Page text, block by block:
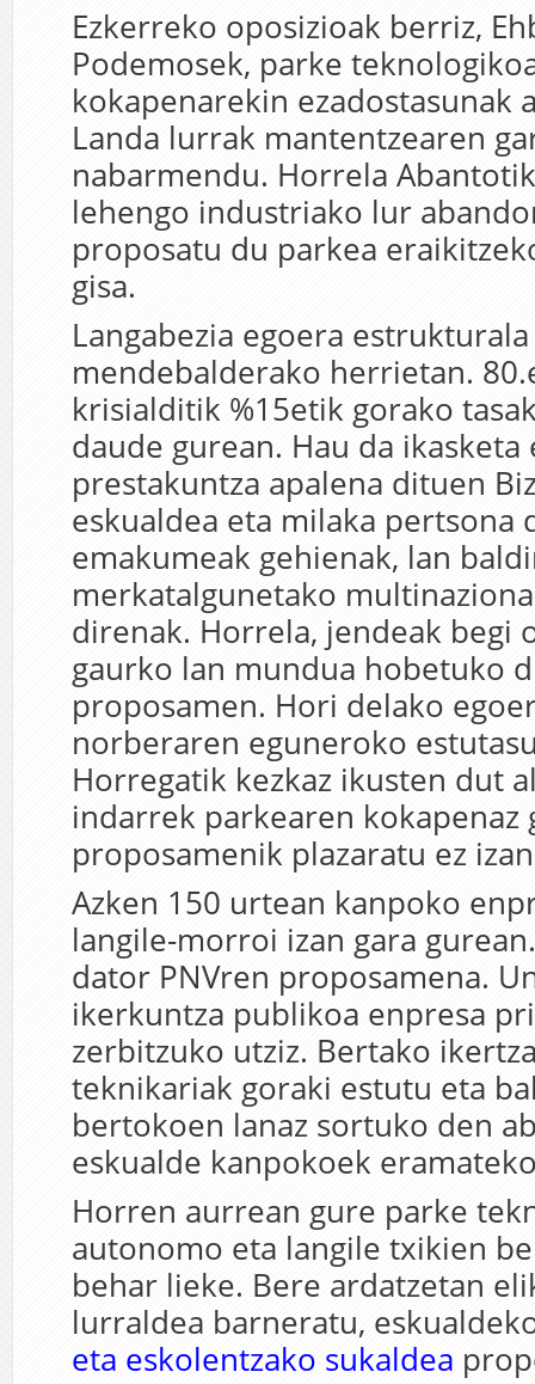
Ezkerreko oposizioak berriz,
Podemosek, parke
kokapenarekin ezadostasunak
Landa lurrak mantentzearen
nabarmendu. Horrela
lehengo industriako lur
proposatu du parkea
gisa.
Langabezia egoera
mendebalderako herrietan.
krisialditik %15etik gorako
daude gurean. Hau da ikasketa
prestakuntza apalena dituen
eskualdea eta milaka pertsona
emakumeak gehienak, lan
merkatalgunetako
direnak. Horrela, jendeak begi
gaurko lan mundua hobetuko
proposamen. Hori delako
norberaren eguneroko
Horregatik kezkaz ikusten dut
indarrek parkearen kokapenaz
proposamenik plazaratu ez
Azken 150 urtean kanpoko
langile-morroi izan gara
dator PNVren proposamena.
ikerkuntza publikoa enpresa
zerbitzuko utziz. Bertako
teknikariak goraki estutu eta
bertokoen lanaz sortuko den
eskualde kanpokoek
Horren aurrean gure parke
autonomo eta langile txikien
behar lieke. Bere ardatzetan
lurraldea barneratu,
eta eskolentzako sukaldea